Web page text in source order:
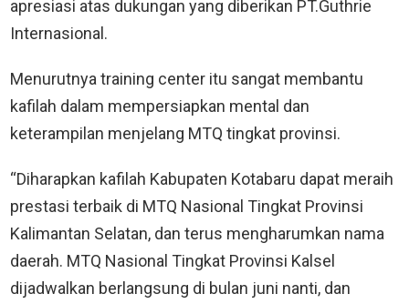
apresiasi atas dukungan yang diberikan PT.Guthrie
Internasional.
Menurutnya training center itu sangat membantu
kafilah dalam mempersiapkan mental dan
keterampilan menjelang MTQ tingkat provinsi.
“Diharapkan kafilah Kabupaten Kotabaru dapat meraih
prestasi terbaik di MTQ Nasional Tingkat Provinsi
Kalimantan Selatan, dan terus mengharumkan nama
daerah. MTQ Nasional Tingkat Provinsi Kalsel
dijadwalkan berlangsung di bulan juni nanti, dan